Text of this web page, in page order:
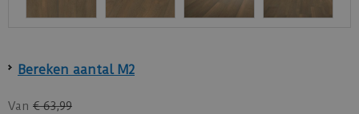
Bereken aantal M2
Van € 63,99